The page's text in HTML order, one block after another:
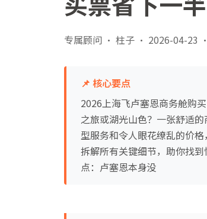
专属顾问 · 柱子 · 2026-04-23 ·
📌 核心要点
2026上海飞卢塞恩商务舱购
之旅或湖光山色？一张舒适
型服务和令人眼花缭乱的价
拆解所有关键细节，助你找
点：卢塞恩本身没